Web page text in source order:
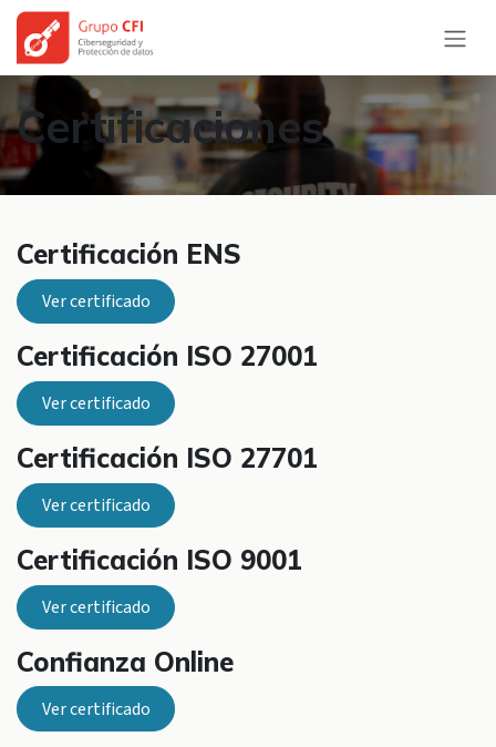
Ir al contenido
Certificaciones
Certificación ENS
Ver certificado
Certificación ISO 27001
Ver certificado
Certificación ISO 27701​
Ver certificado
Certificación ISO 9001
Ver certificado
Confianza Online​
Ver certificado